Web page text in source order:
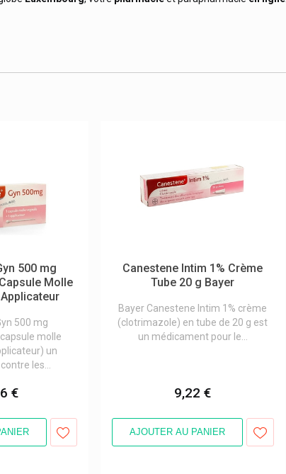
500 mg
Molle
500 mg
molle
un
les...
€
Canestene Intim 1% Crème
Tube 20 g Bayer
Bayer Canestene Intim 1% crème
(clotrimazole) en tube de 20 g est
un médicament pour le...
9,22 €
AJOUTER AU PANIER